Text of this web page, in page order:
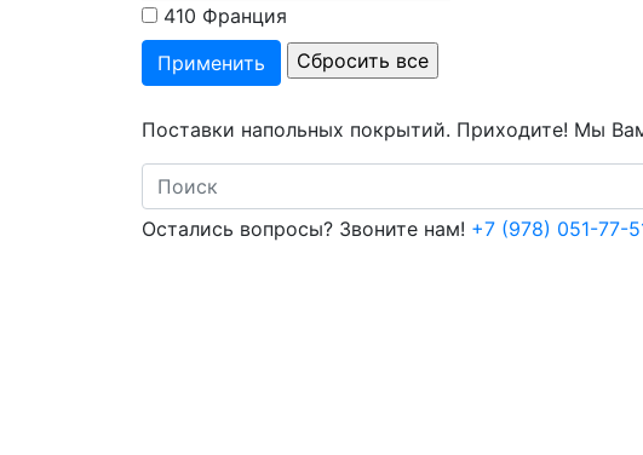
410 Франция
Поставки напольных покрытий. Приходите! Мы
Search
Остались вопросы? Звоните нам! +7 (978) 051-77-